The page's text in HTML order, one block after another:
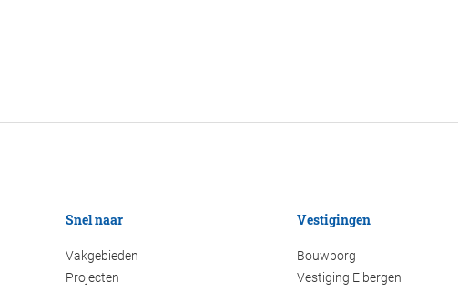
Snel naar
Vakgebieden
Projecten
Vestigingen
Bouwborg
Vestiging Eibergen